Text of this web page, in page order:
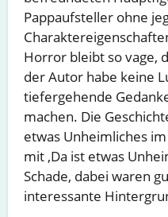
Pappaufsteller ohne
Horror bleibt so vage,
der Autor habe keine
tiefergehende
machen. Die
etwas Unheimliches
mit ‚Da ist etwas
Schade, dabei waren
interessante